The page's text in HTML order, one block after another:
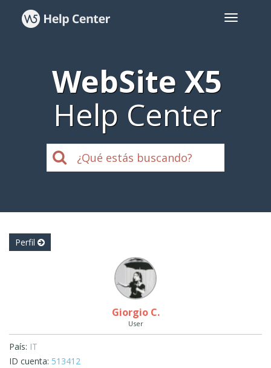
WebSite X5
Help Center
Perfil
Giorgio C.
User
País: IT
ID cuenta: 513412